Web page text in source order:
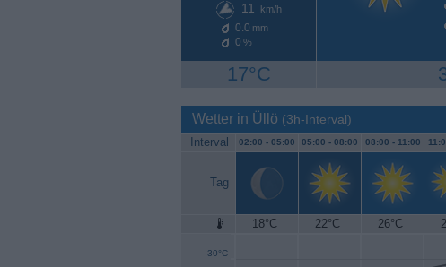
11 km/h
0.0 mm
0 %
17°C
Wetter in Üllö (3h-Interval)
Interval 02:00 - 05:00 05:00 - 08:00 08:00 - 11:00
Tag
18°C 22°C 26°C
30°C
35°C